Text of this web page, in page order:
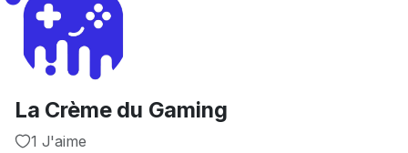
La Crème du Gaming
1 J'aime